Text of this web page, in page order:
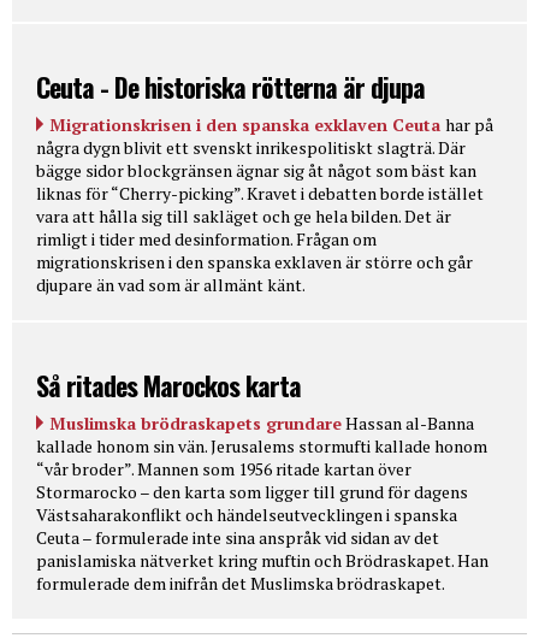
Ceuta - De historiska rötterna är djupa
Migrationskrisen i den spanska exklaven Ceuta har på
några dygn blivit ett svenskt inrikespolitiskt slagträ. Där
bägge sidor blockgränsen ägnar sig åt något som bäst kan
liknas för “Cherry-picking”. Kravet i debatten borde istället
vara att hålla sig till sakläget och ge hela bilden. Det är
rimligt i tider med desinformation. Frågan om
migrationskrisen i den spanska exklaven är större och går
djupare än vad som är allmänt känt.
Så ritades Marockos karta
Muslimska brödraskapets grundareHassan al-Banna
kallade honom sin vän. Jerusalems stormufti kallade honom
“vår broder”. Mannen som 1956 ritade kartan över
Stormarocko – den karta som ligger till grund för dagens
Västsaharakonflikt och händelseutvecklingen i spanska
Ceuta – formulerade inte sina anspråk vid sidan av det
panislamiska nätverket kring muftin och Brödraskapet. Han
formulerade dem inifrån det Muslimska brödraskapet.